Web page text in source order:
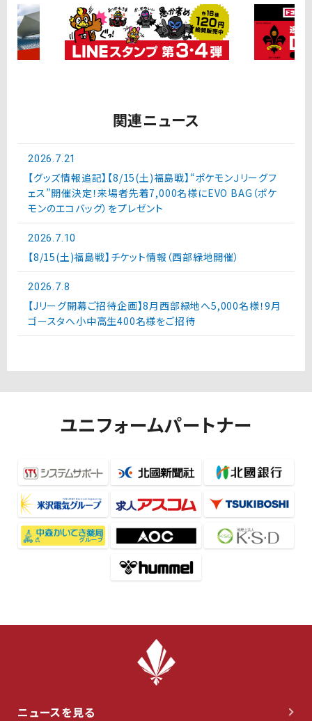
関連ニュース
2026.7.21
【グッズ情報追記】【8/15(土)福島戦】“ポケモンＪリーグフ
ェス”開催決定！来場者先着7,000名様にEVO BAG（ポケ
モンのエコバッグ）をプレゼント
2026.7.10
【8/15(土)福島戦】チケット情報（西部緑地開催）
2026.7.8
【Jリーグ開幕ご招待企画】8月西部緑地へ5,000名様！9月
ゴースタへ小中高生400名様をご招待
ユニフォームパートナー
ニュースを見る